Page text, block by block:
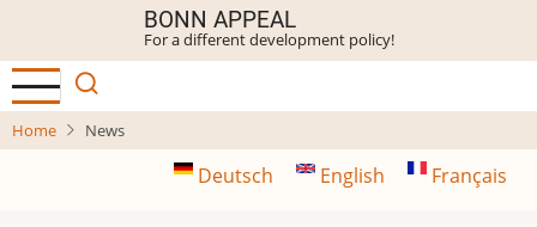
main
content
BONN APPEAL
For a different development policy!
Home News
Deutsch English Français